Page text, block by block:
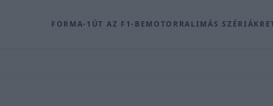
FORMA-1 ÚT AZ F1-BEMOTORRALIMÁS SZÉRIÁK